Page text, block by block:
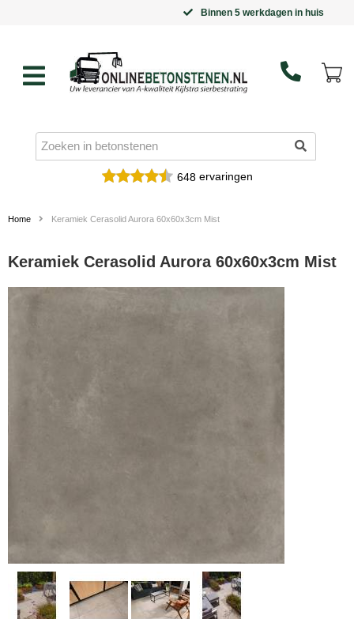
Binnen 5 werkdagen in huis
648ervaringen
Home Keramiek Cerasolid Aurora 60x60x3cm Mist
Keramiek Cerasolid Aurora 60x60x3cm Mist